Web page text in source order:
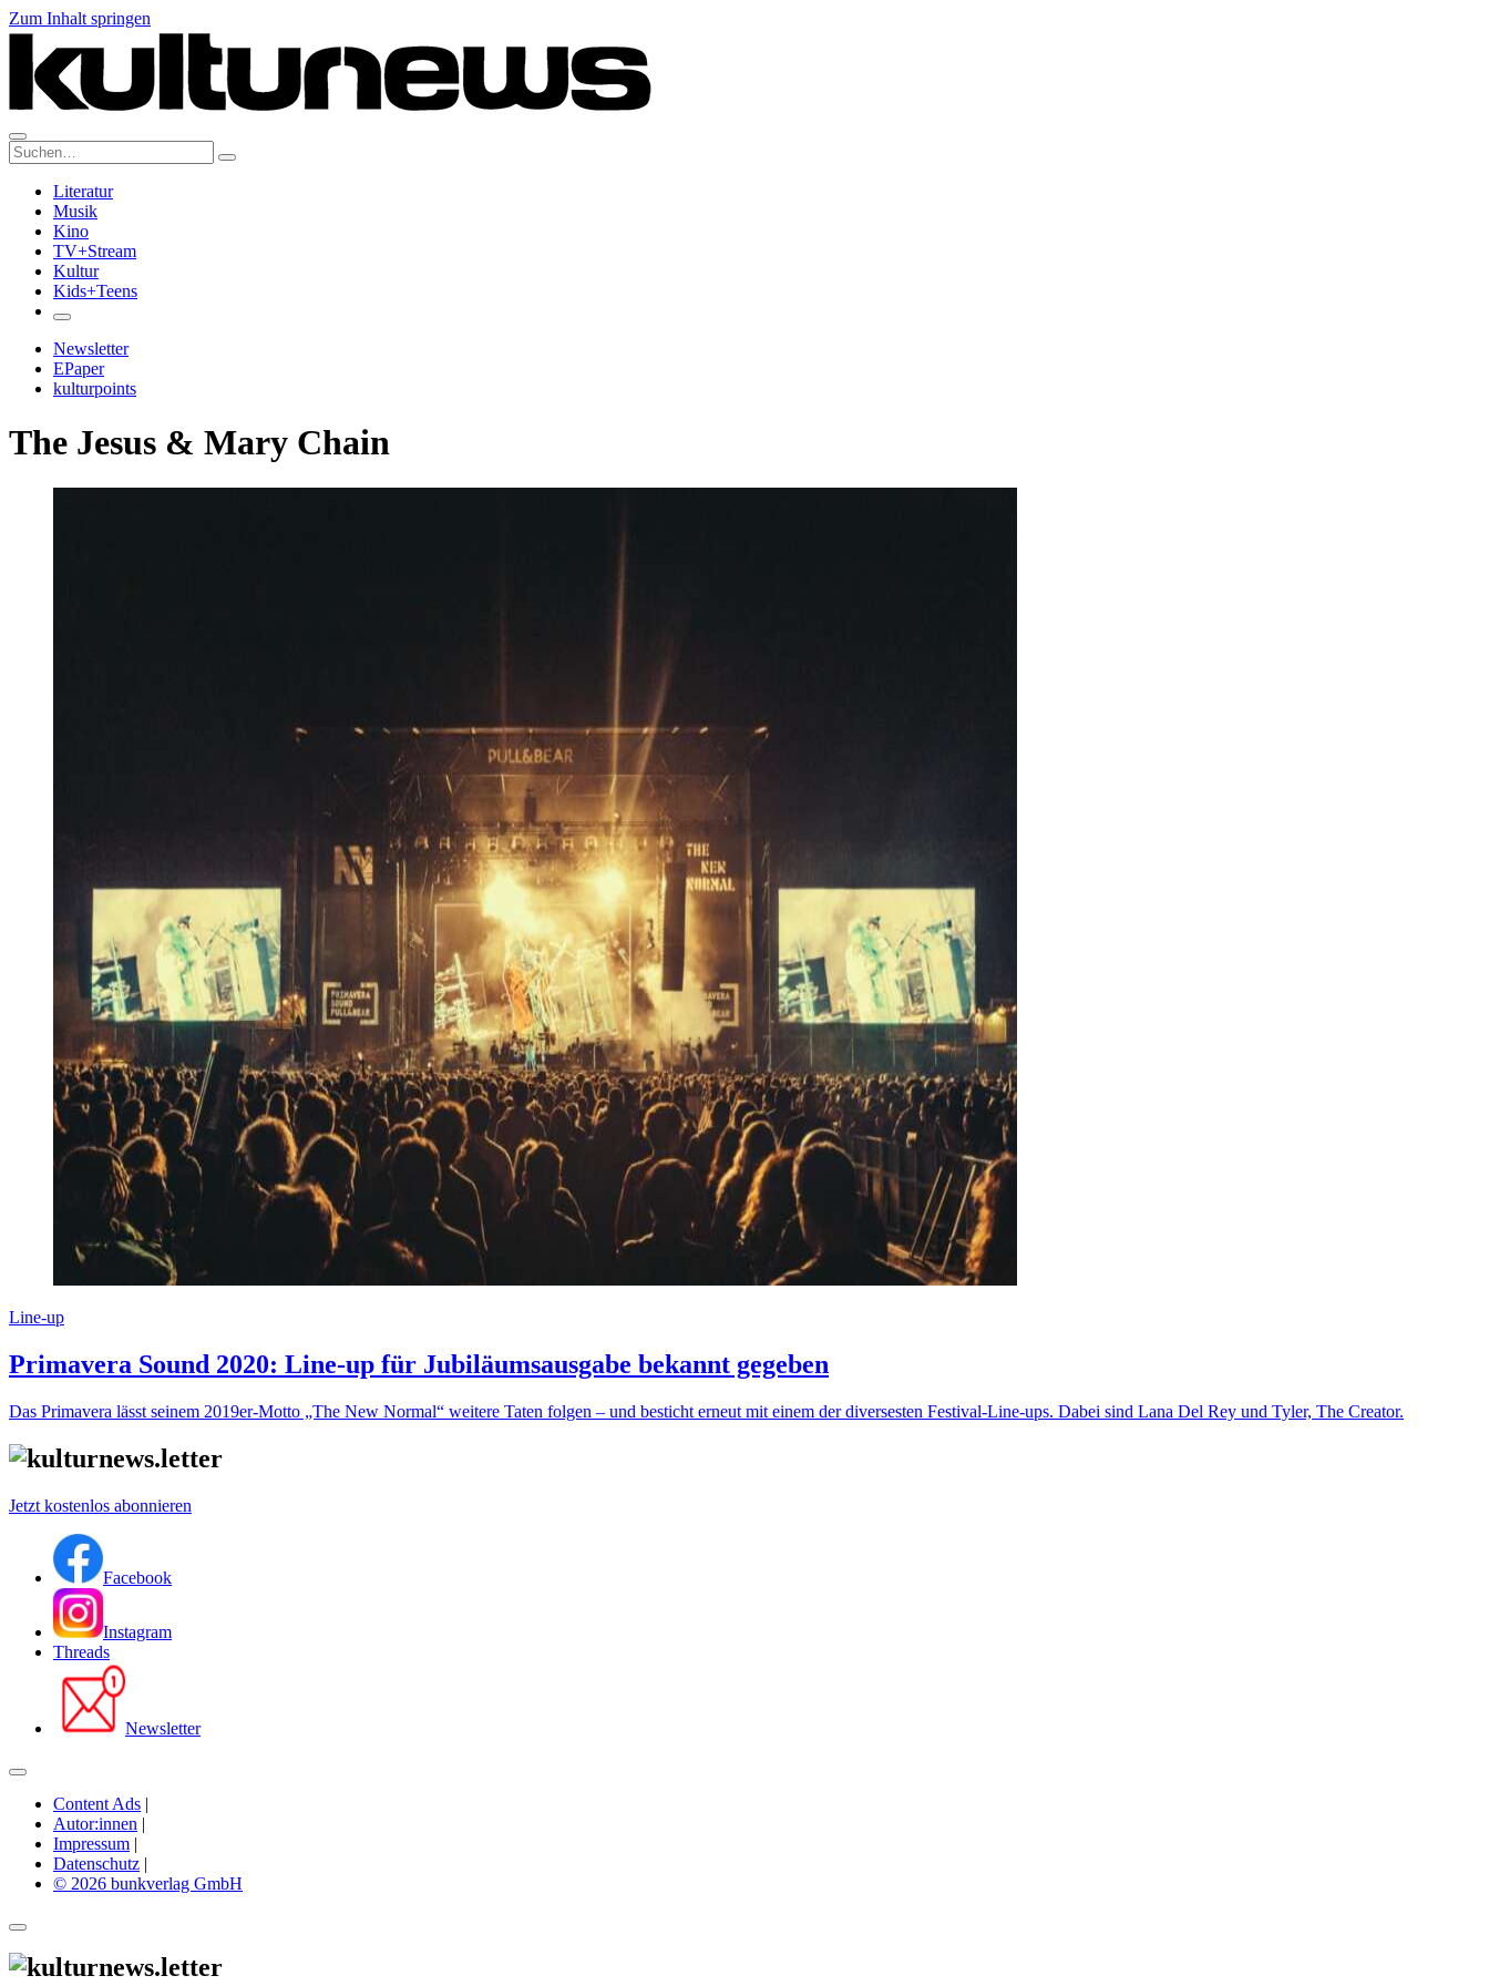
Zum Inhalt springen
Suche:
Literatur
Musik
Kino
TV+Stream
Kultur
Kids+Teens
Newsletter
EPaper
kulturpoints
The Jesus & Mary Chain
Line-up
Primavera Sound 2020: Line-up für Jubiläumsausgabe bekannt gegeben
Das Primavera lässt seinem 2019er-Motto „The New Normal“ weitere Taten folgen – und besticht erneut mit einem der diversesten Festival-Line-ups. Dabei sind Lana Del Rey und Tyler, The Creator.
Jetzt kostenlos abonnieren
Facebook
Instagram
Threads
Newsletter
Content Ads |
Autor:innen |
Impressum |
Datenschutz |
© 2026 bunkverlag GmbH